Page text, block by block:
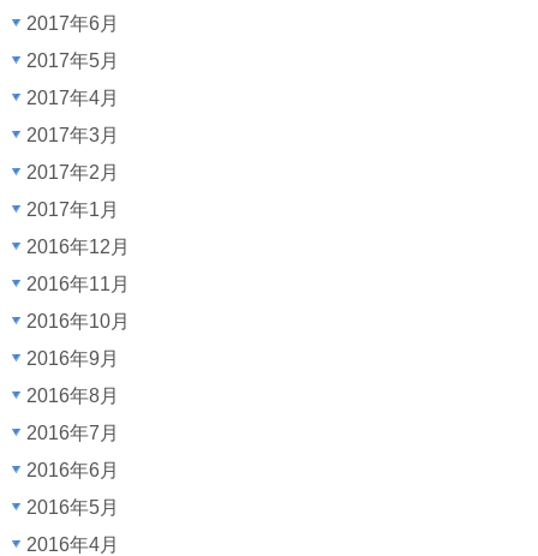
2017年6月
2017年5月
2017年4月
2017年3月
2017年2月
2017年1月
2016年12月
2016年11月
2016年10月
2016年9月
2016年8月
2016年7月
2016年6月
2016年5月
2016年4月